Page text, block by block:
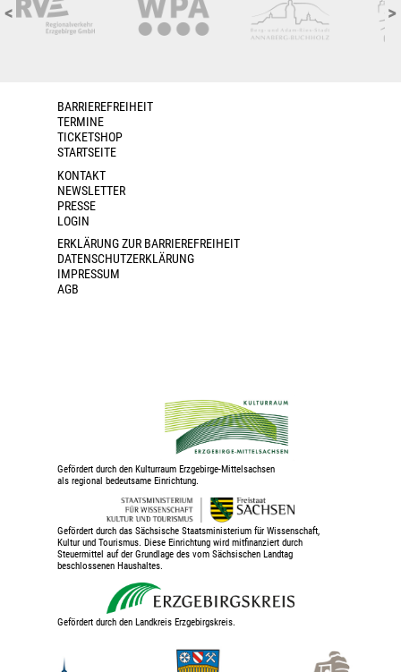
< >
BARRIEREFREIHEIT
TERMINE
TICKETSHOP
STARTSEITE
KONTAKT
NEWSLETTER
PRESSE
LOGIN
ERKLÄRUNG ZUR BARRIEREFREIHEIT
DATENSCHUTZERKLÄRUNG
IMPRESSUM
AGB
Gefördert durch den Kulturraum Erzgebirge-Mittelsachsen
als regional bedeutsame Einrichtung.
Gefördert durch das Sächsische Staatsministerium für Wissenschaft,
Kultur und Tourismus. Diese Einrichtung wird mitfinanziert durch
Steuermittel auf der Grundlage des vom Sächsischen Landtag
beschlossenen Haushaltes.
Gefördert durch den Landkreis Erzgebirgskreis.